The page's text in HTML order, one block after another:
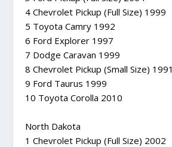
4 Chevrolet Pickup (Full Size) 1999
5 Toyota Camry 1992
6 Ford Explorer 1997
7 Dodge Caravan 1999
8 Chevrolet Pickup (Small Size) 1991
9 Ford Taurus 1999
10 Toyota Corolla 2010
North Dakota
1 Chevrolet Pickup (Full Size) 2002